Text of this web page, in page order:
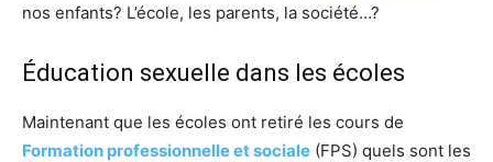
nos enfants? L’école, les parents, la société…?
Éducation sexuelle dans les écoles
Maintenant que les écoles ont retiré les cours de
Formation professionnelle et sociale (FPS) quels sont les